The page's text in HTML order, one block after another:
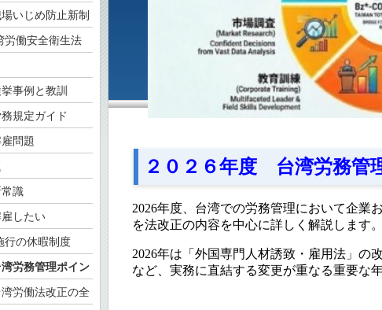
いじめ防止新制
労働安全衛生法
事例と教訓
規定ガイド
問題
識
したい
行の休暇制度
労務管理ポイン
労働法改正の全
２０２６年度 台湾労務管
2026年度、台湾での労務管理において企業
を法改正の内容を中心に詳しく解説します。
2026年は「外国専門人材誘致・雇用法」の
など、実務に直結する変更が重なる重要な年